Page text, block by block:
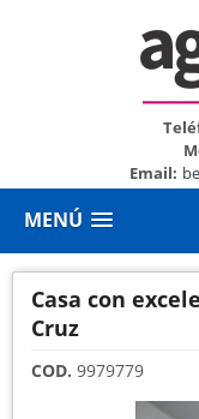
Email:
MENÚ
Casa con
Cruz
COD. 9979779